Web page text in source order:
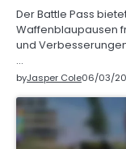
Der Battle Pass
Waffenblaupausen
und
…
byJasper Cole06/03/